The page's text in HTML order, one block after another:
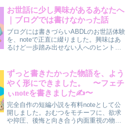
お世話に少し興味があるあなたへ
｜ブログでは書けなかった話
ブログには書きづらいABDLのお世話体験
を、noteで正直に綴りました。興味はあ
るけど一歩踏み出せない人へのヒントも
ずっと書きたかった物語を、よう
やく形にできました。 〜フェチ
ぃnoteを書きました✍️〜
完全自作の短編小説を有料noteとして公
開しました。おむつをモチーフに、欲求
や抑圧、後悔と向き合う内面重視の物